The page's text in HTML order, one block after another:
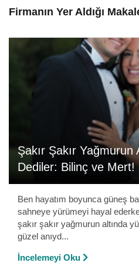
Firmanın Yer Aldığı
Şakır Şakır Yağmurun
Dediler: Bilinç ve Mert!
Ben hayatım boyunca güneş
sahneye yürümeyi hayal
şakır şakır yağmurun altında
güzel anıyd...
İncelemeyi Oku